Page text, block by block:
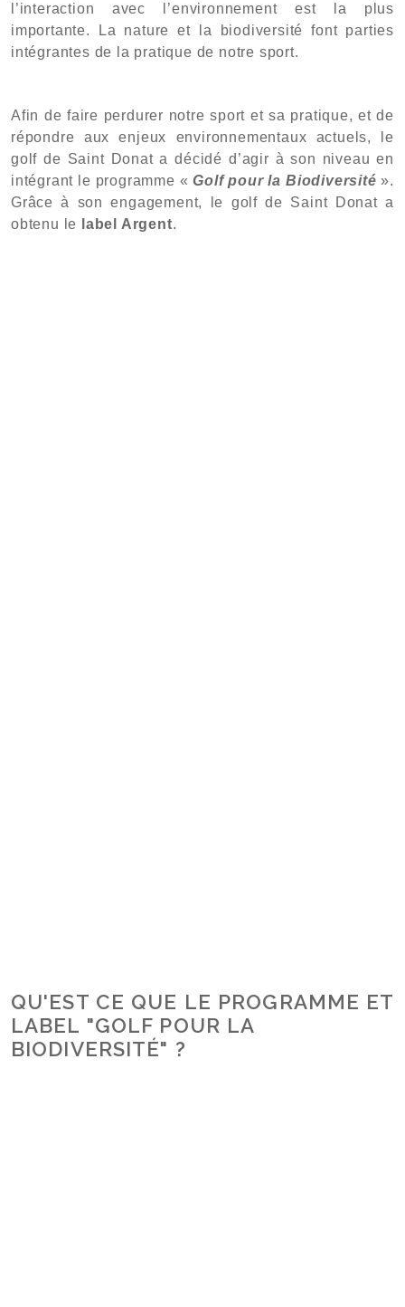
l’interaction avec l’environnement est la plus
importante. La nature et la biodiversité font parties
intégrantes de la pratique de notre sport.
Afin de faire perdurer notre sport et sa pratique, et de
répondre aux enjeux environnementaux actuels, le
golf de Saint Donat a décidé d’agir à son niveau en
intégrant le programme «Golf pour la Biodiversité ».
Grâce à son engagement, le golf de Saint Donat a
obtenu le
label Argent.
QU'EST CE QUE LE PROGRAMME ET
LABEL "GOLF POUR LA
BIODIVERSITÉ" ?